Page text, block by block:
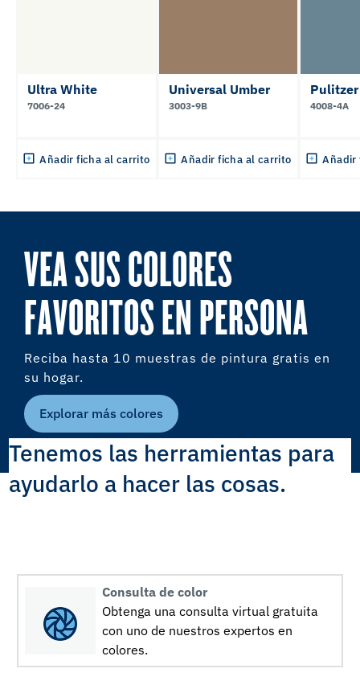
Ultra White
7006-24
Añadir ficha al carrito
Universal Umber
3003-9B
Añadir ficha al carrito
4008-4A
Añadir
VEA SUS COLORES
FAVORITOS EN PERSONA
Reciba hasta 10 muestras de pintura gratis en
su hogar.
Explorar más colores
Tenemos las herramientas para
ayudarlo a hacer las cosas.
Consulta de color
Obtenga una consulta virtual gratuita
con uno de nuestros expertos en
colores.